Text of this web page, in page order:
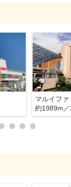
約1989m